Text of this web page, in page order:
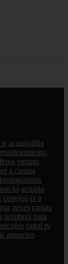
n acuariofilia
mantenimiento
verano
a canina
protagonistas
acuario
conejos cr a
peces camas
nombres para
canal tv
anuncios